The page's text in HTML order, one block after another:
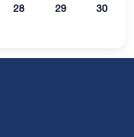
28 29 30